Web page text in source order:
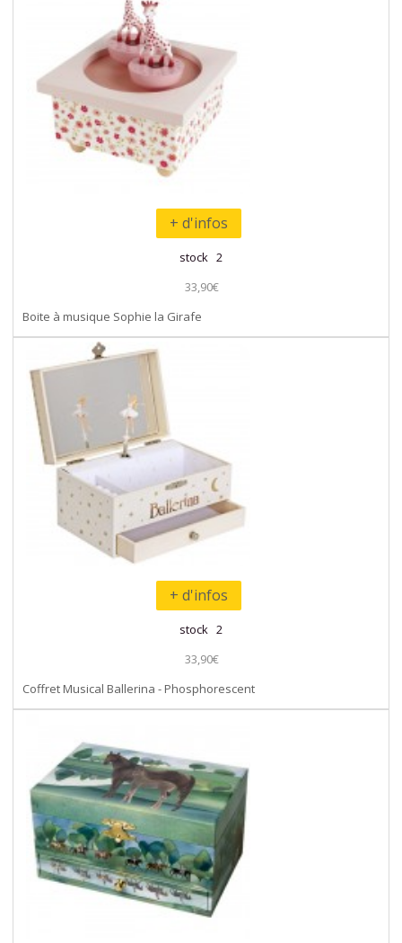
+ d'infos
stock 2
33,90€
Boite à musique Sophie la Girafe
+ d'infos
stock 2
33,90€
Coffret Musical Ballerina - Phosphorescent